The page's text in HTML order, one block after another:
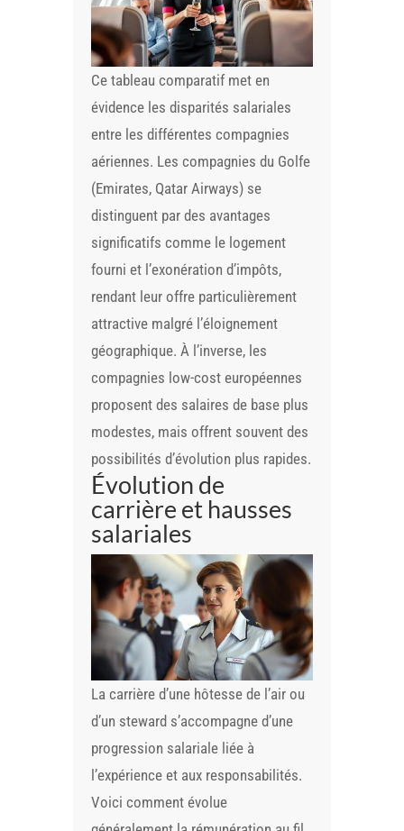
Ce tableau comparatif met en
évidence les disparités salariales
entre les différentes compagnies
aériennes. Les compagnies du Golfe
(Emirates, Qatar Airways) se
distinguent par des avantages
significatifs comme le logement
fourni et l’exonération d’impôts,
rendant leur offre particulièrement
attractive malgré l’éloignement
géographique. À l’inverse, les
compagnies low-cost européennes
proposent des salaires de base plus
modestes, mais offrent souvent des
possibilités d’évolution plus rapides.
Évolution de
carrière et hausses
salariales
La carrière d’une hôtesse de l’air ou
d’un steward s’accompagne d’une
progression salariale liée à
l’expérience et aux responsabilités.
Voici comment évolue